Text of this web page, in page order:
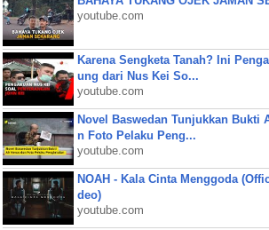
youtube.com
Karena Sengketa Tanah? Ini
ung dari Nus Kei So...
youtube.com
Novel Baswedan Tunjukkan Bukti
n Foto Pelaku Peng...
youtube.com
NOAH - Kala Cinta Menggoda
deo)
youtube.com